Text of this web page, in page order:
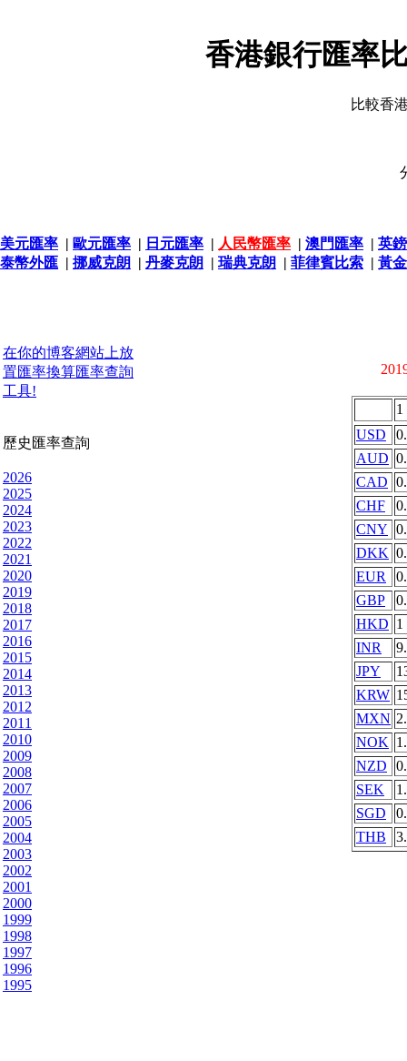
香港銀行匯率
比較香
美元匯率 | 歐元匯率 | 日元匯率 | 人民幣匯率 | 澳門匯率 | 英
泰幣外匯 | 挪威克朗 | 丹麥克朗 | 瑞典克朗 | 菲律賓比索 | 黃
在你的博客網站上放
置匯率換算匯率查詢
工具!
歷史匯率查詢
2026
2025
2024
2023
2022
2021
2020
2019
2018
2017
2016
2015
2014
2013
2012
2011
2010
2009
2008
2007
2006
2005
2004
2003
2002
2001
2000
1999
1998
1997
1996
1995
1
USD
AUD
CAD
CHF
CNY
DKK
EUR
GBP
HKD 1
INR
JPY
KRW
MXN
NOK
NZD
SEK
SGD
THB